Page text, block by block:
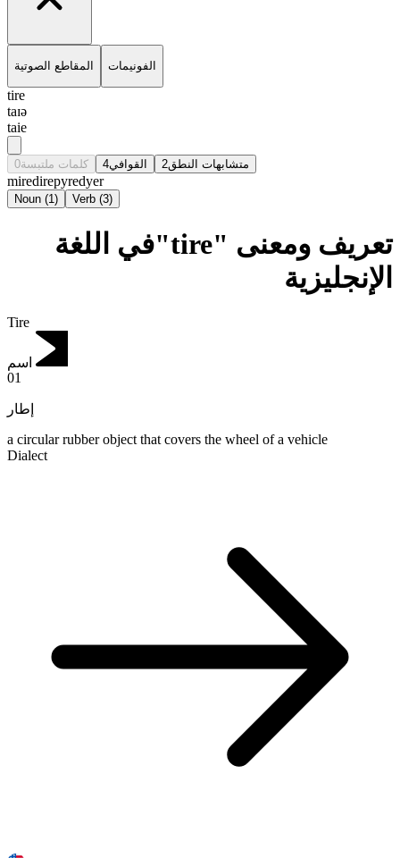
المقاطع الصوتية الفونيمات
tire
taɪə
taie
كلمات ملتبسة0 القوافي4 متشابهات النطق2
miredirepyredyer
Noun (1) Verb (3)
تعريف ومعنى "tire"في اللغة
الإنجليزية
Tire
اسم
01
إطار
a circular rubber object that covers the wheel of a vehicle
Dialect